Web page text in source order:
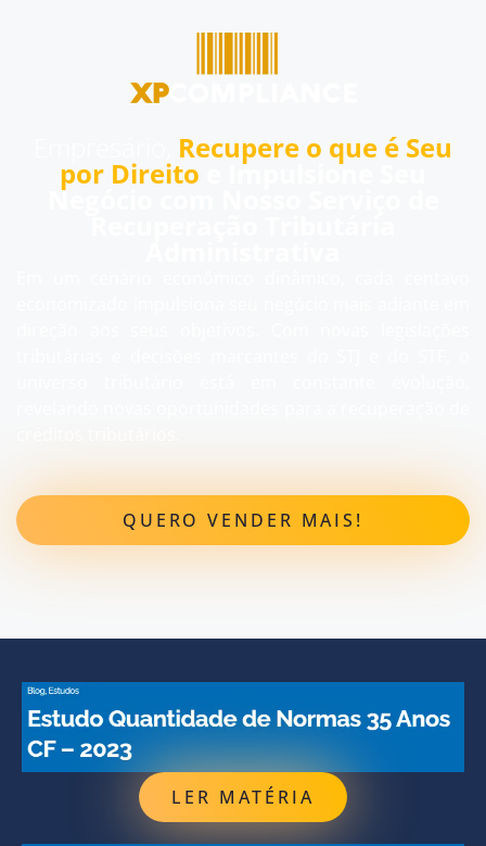
Recupere o que é Seu
por Direito e Impulsione Seu
Negócio com Nosso Serviço de
QUERO VENDER MAIS!
LER MATÉRIA